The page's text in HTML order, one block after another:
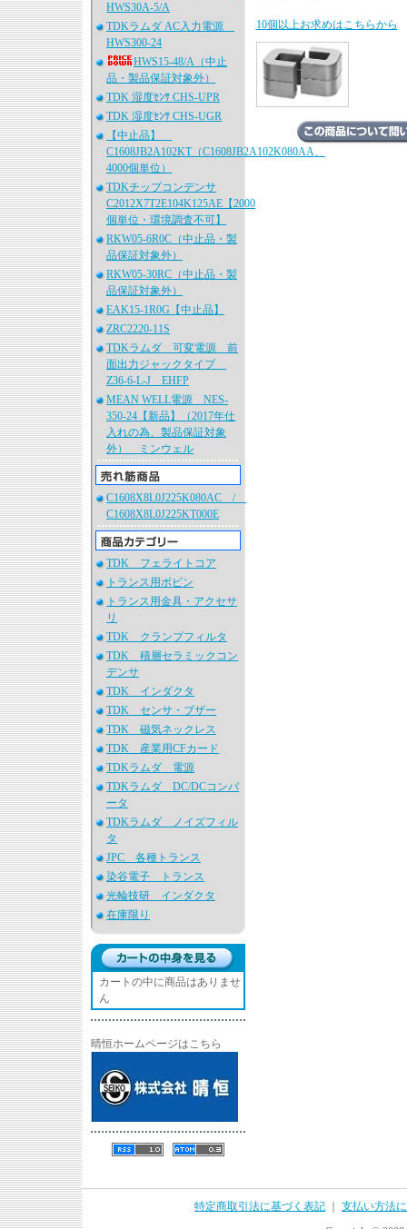
HWS30A-5/A
TDKラムダ AC入力電源
HWS300-24
HWS15-48/A（中止
品・製品保証対象外）
TDK 湿度ｾﾝｻ CHS-UPR
TDK 湿度ｾﾝｻ CHS-UGR
【中止品】
C1608JB2A102KT（C1608JB2A102K080AA、
4000個単位）
TDKチップコンデンサ
C2012X7T2E104K125AE【2000
個単位・環境調査不可】
RKW05-6R0C（中止品・製
品保証対象外）
RKW05-30RC（中止品・製
品保証対象外）
EAK15-1R0G【中止品】
ZRC2220-11S
TDKラムダ 可変電源 前
面出力ジャックタイプ
Z36-6-L-J EHFP
MEAN WELL電源 NES-
350-24【新品】（2017年仕
入れの為、製品保証対象
外） ミンウェル
C1608X8L0J225K080AC /
C1608X8L0J225KT000E
TDK フェライトコア
トランス用ボビン
トランス用金具・アクセサ
リ
TDK クランプフィルタ
TDK 積層セラミックコン
デンサ
TDK インダクタ
TDK センサ・ブザー
TDK 磁気ネックレス
TDK 産業用CFカード
TDKラムダ 電源
TDKラムダ DC/DCコンバ
ータ
TDKラムダ ノイズフィル
タ
JPC 各種トランス
染谷電子 トランス
光輪技研 インダクタ
在庫限り
カートの中に商品はありませ
ん
晴恒ホームページはこちら
10個以上お求めはこちらから
特定商取引法に基づく表記
支払い方法